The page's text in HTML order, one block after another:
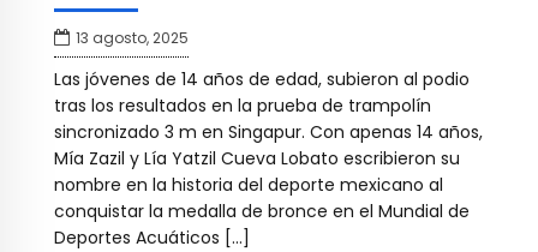
13 agosto, 2025
Las jóvenes de 14 años de edad, subieron al podio
tras los resultados en la prueba de trampolín
sincronizado 3 m en Singapur. Con apenas 14 años,
Mía Zazil y Lía Yatzil Cueva Lobato escribieron su
nombre en la historia del deporte mexicano al
conquistar la medalla de bronce en el Mundial de
Deportes Acuáticos […]